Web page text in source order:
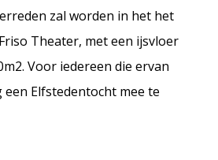
zal worden in het het
Theater, met een ijsvloer
Voor iedereen die ervan
Elfstedentocht mee te